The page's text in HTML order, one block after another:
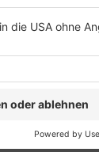
Carstens-
sich zurück.
Grünes
Dickicht als
hunderte
Heute
Die